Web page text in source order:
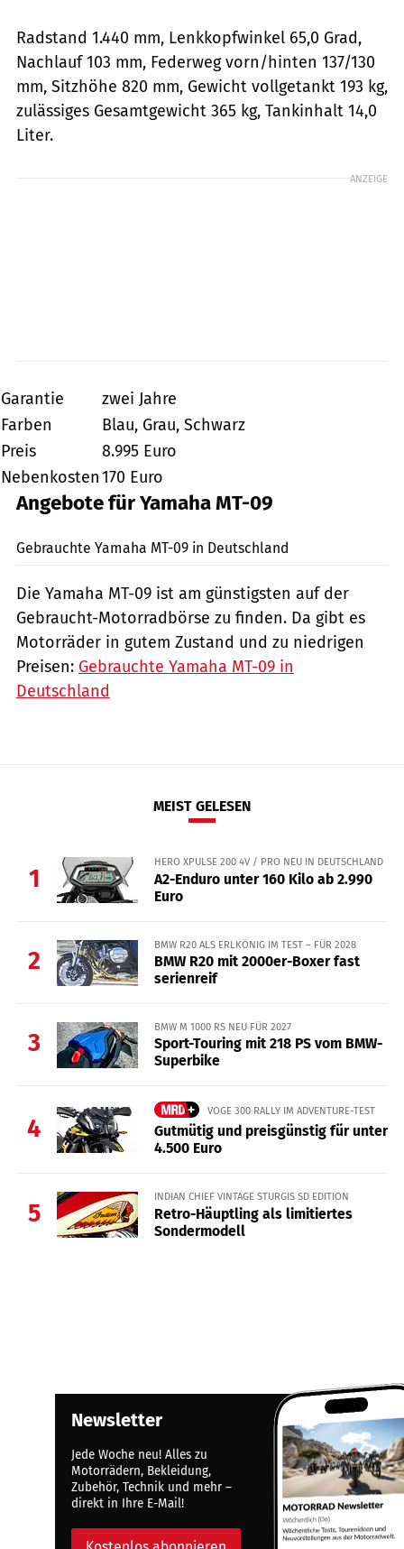
Radstand 1.440 mm, Lenkkopfwinkel 65,0 Grad,
Nachlauf 103 mm, Federweg vorn/hinten 137/130
mm, Sitzhöhe 820 mm, Gewicht vollgetankt 193 kg,
zulässiges Gesamtgewicht 365 kg, Tankinhalt 14,0
Liter.
ANZEIGE
Garantie
zwei Jahre
Farben
Blau, Grau, Schwarz
Preis
8.995 Euro
Nebenkosten170 Euro
Angebote für Yamaha MT-09
Gebrauchte Yamaha MT-09 in Deutschland
Die Yamaha MT-09 ist am günstigsten auf der
Gebraucht-Motorradbörse zu finden. Da gibt es
Motorräder in gutem Zustand und zu niedrigen
Preisen: Gebrauchte Yamaha MT-09 in
Deutschland
MEIST GELESEN
1
HERO XPULSE 200 4V / PRO NEU IN DEUTSCHLAND
A2-Enduro unter 160 Kilo ab 2.990
Euro
2
BMW R20 ALS ERLKÖNIG IM TEST – FÜR 2028
BMW R20 mit 2000er-Boxer fast
serienreif
3
BMW M 1000 RS NEU FÜR 2027
Sport-Touring mit 218 PS vom BMW-
Superbike
4
VOGE 300 RALLY IM ADVENTURE-TEST
Gutmütig und preisgünstig für unter
4.500 Euro
5
INDIAN CHIEF VINTAGE STURGIS SD EDITION
Retro-Häuptling als limitiertes
Sondermodell
Newsletter
Jede Woche neu! Alles zu
Motorrädern, Bekleidung,
Zubehör, Technik und mehr –
direkt in Ihre E-Mail!